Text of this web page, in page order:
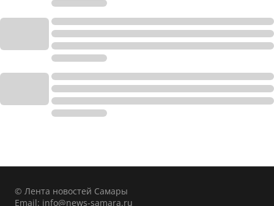
© Лента новостей Самары
Email: info@news-samara.ru